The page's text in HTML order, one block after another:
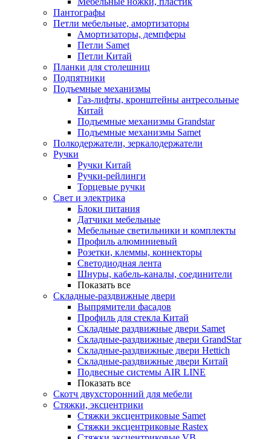
Пантографы
Петли мебельные, амортизаторы
Амортизаторы, демпферы
Петли Samet
Петли Китай
Планки для столешниц
Подпятники
Подъемные механизмы
Газ-лифты, кронштейны антресольные
Китай
Подъемные механизмы Grandstar
Подъемные механизмы Samet
Полкодержатели, зеркалодержатели
Ручки
Ручки Китай
Ручки-рейлинги
Торцевые ручки
Свет и электрика
Блоки питания
Датчики мебельные
Мебельные светильники и комплекты
Профиль алюминиевый
Розетки, клеммы, коннекторы
Светодиодная лента
Шнуры, кабель-каналы, соединители
Показать все
Складные-раздвижные двери
Выпрямители фасадов
Профиль для стекла Китай
Складные раздвижные двери Samet
Складные-раздвижные двери GrandStar
Складные-раздвижные двери Hettich
Складные-раздвижные двери Китай
Подвесные системы AIR LINE
Показать все
Скотч двухсторонний для мебели
Стяжки, эксцентрики
Cтяжки эксцентриковые Samet
Стяжки эксцентриковые Rastex